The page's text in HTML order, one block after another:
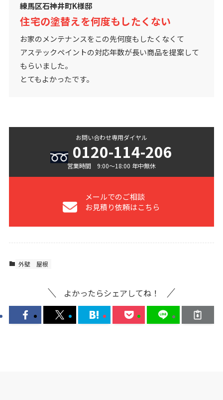
練馬区石神井町K様邸
住宅の塗替えを何度もしたくない
お家のメンテナンスをこの先何度もしたくなくて
アステックペイントの対応年数が長い商品を提案して
もらいました。
とてもよかったです。
お問い合わせ専用ダイヤル
0120-114-206
営業時間 9:00〜18:00 年中無休
メールでのご相談
お見積り依頼はこちら
外壁 屋根
よかったらシェアしてね！